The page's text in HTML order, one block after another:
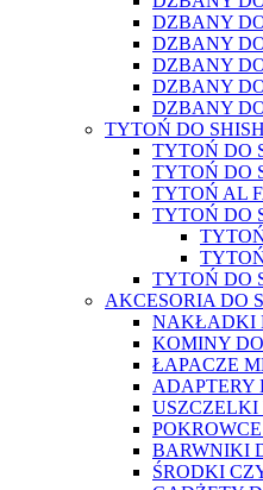
DZBANY
DZBANY
DZBANY
DZBANY
DZBANY
TYTOŃ DO
TYTOŃ DO
TYTOŃ DO
TYTOŃ AL
TYTOŃ DO
TYTOŃ DO
AKCESORIA DO
NAKŁADKI
KOMINY
ŁAPACZE
ADAPTERY
USZCZELKI
BARWNIKI
ŚRODKI